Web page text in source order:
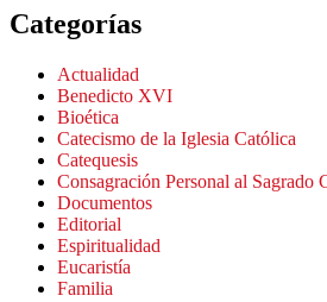
Categorías
Actualidad
Benedicto XVI
Bioética
Catecismo de la Iglesia Católica
Catequesis
Consagración Personal al Sagrado
Documentos
Editorial
Espiritualidad
Eucaristía
Familia